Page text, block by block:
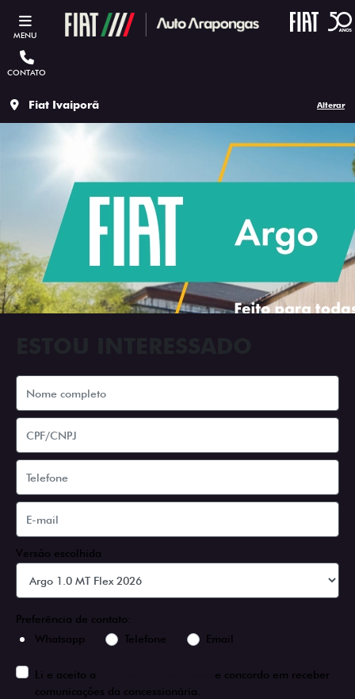
MENU
CONTATO
Fiat Ivaiporã Alterar
Versão escolhida
Preferência de contato:
Whatsapp
Telefone Email
Li e aceito a
e concordo em receber
comunicações da concessionária.